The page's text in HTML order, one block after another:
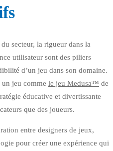
secteur, la rigueur dans la
utilisateur sont des piliers
d’un jeu dans son domaine.
un jeu comme le jeu Medusa™ de
éducative et divertissante
que des joueurs.
entre designers de jeux,
pour créer une expérience qui